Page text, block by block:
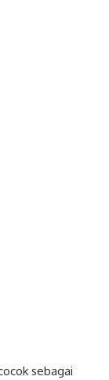
sebagai